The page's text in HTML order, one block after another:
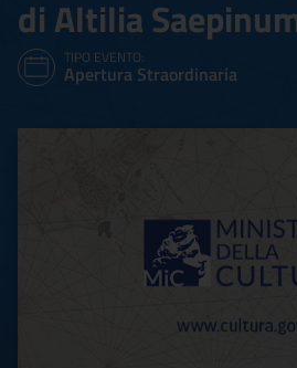
di Altilia
TIPO EVENTO:
Apertura Straordinaria